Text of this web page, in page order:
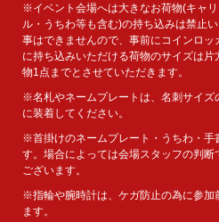
※イベント会場へは大きなお荷物(キャ
ル・うちわ等も含む)の持ち込みは禁止
事はできませんので、事前にコインロ
に持ち込みいただける荷物のサイズは
物1点までとさせていただきます。
※名札やネームプレートは、名刺サイズ
に装着してください。
※首掛けのネームプレート・うちわ・手
す。場合によっては会場スタッフの判
ございます。
※指輪や腕時計は、ケガ防止の為に参加
ます。